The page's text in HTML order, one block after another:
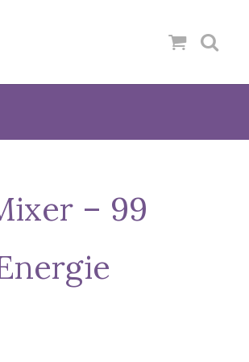
– 99